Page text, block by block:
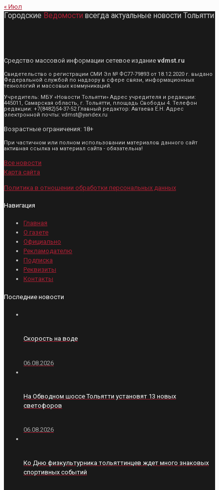
« Июл
Городские Ведомости всегда актуальные новости Тольятти
Средство массовой информации сетевое издание vdmst.ru
Свидетельство о регистрации СМИ Эл № ФС77-79893 от 18.12.2020 г. выдано
Федеральной службой по надзору в сфере связи, информационных
технологий и массовых коммуникаций.
Учредитель: МБУ «Новости Тольятти» Адрес учредителя и редакции:
445011, Самарская область, г. Тольятти, площадь Свободы 4. Телефон
редакции: +7(8482)54-37-52 Главный редактор: Автаева Е.Н. Адрес
электронной почты: vdmst@yandex.ru
Возрастные ограничения: 18+
При частичном или полном использовании материалов данного сайт
активная ссылка на материал сайта - обязательна!
Все новости
Карта сайта
Политика в отношении обработки персональных данных
Навигация
Главная
О газете
Официально
Рекламодателю
Подписка
Реквизиты
Контакты
Последние новости
Скорость на воде
06.08.2026
На Обводном шоссе Тольятти установят 13 новых
светофоров
06.08.2026
Ко Дню физкультурника тольяттинцев ждет много знаковых
спортивных событий